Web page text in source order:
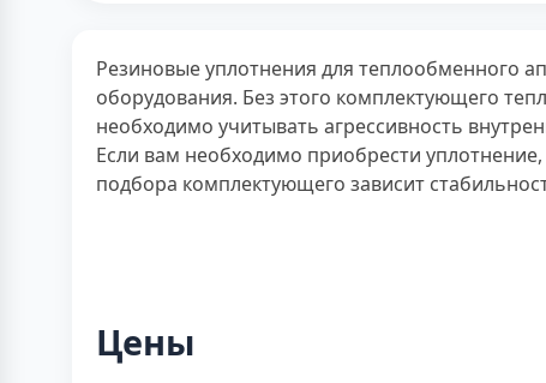
Резиновые уплотнения для теплообменного
оборудования. Без этого комплектующего
необходимо учитывать агрессивность
Если вам необходимо приобрести
подбора комплектующего зависит
Цены